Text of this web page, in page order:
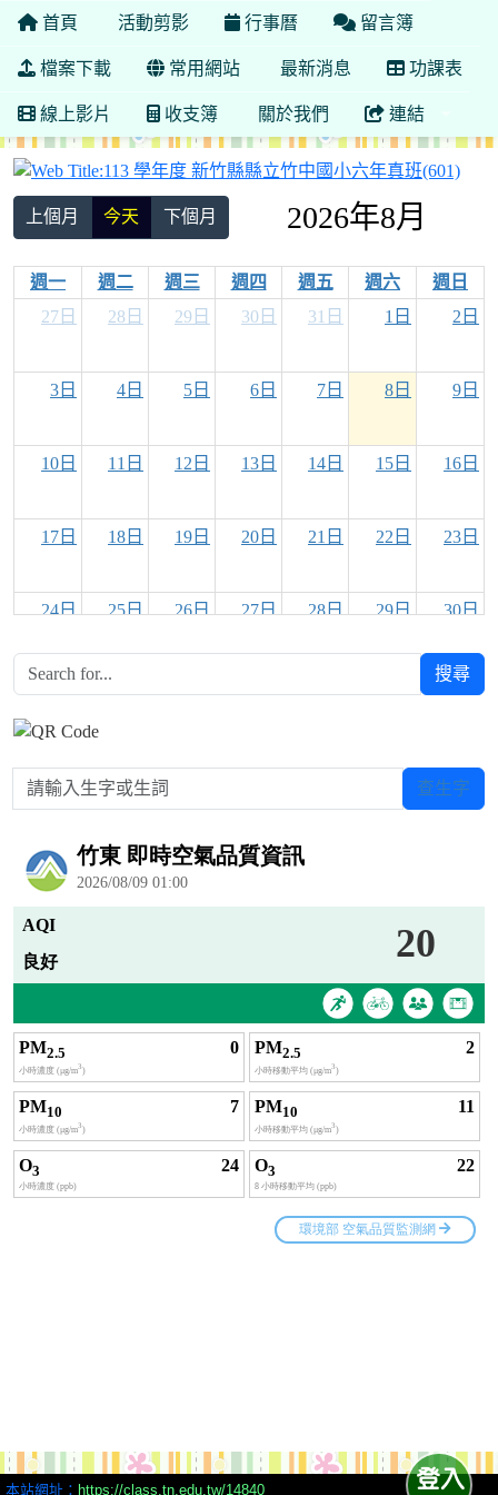
首頁 活動剪影 行事曆 留言簿
檔案下載 常用網站 最新消息 功課表
線上影片 收支簿 關於我們 連結
113
上個月 今天 下個月 2026年8月
週一 週二 週三 週四 週五 週六
週日
27日
28日 29日 30日 31日 1日 2日
3日 4日 5日 6日 7日 8日 9日
10日 11日 12日 13日 14日 15日 16日
17日 18日 19日 20日 21日 22日 23日
24日 25日 26日 27日 28日 29日 30日
31日 6日
搜尋
請輸入生字或生詞 查生字
本站網址： https://class.tn.edu.tw/14840